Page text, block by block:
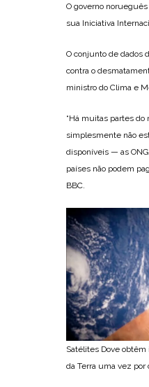
O governo
sua Iniciativa
O conjunto de dados
contra o
ministro do Clima e
“Há muitas partes
simplesmente não
disponíveis — as
países não podem
BBC.
Satélites Dove
da Terra uma vez por